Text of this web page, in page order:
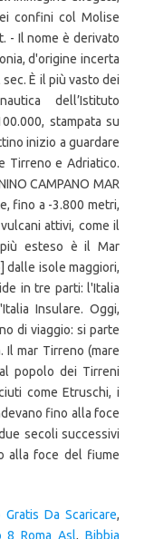
confini col Molise
- Il nome è derivato
d'origine incerta
È il più vasto dei
dell’Istituto
stampata su
inizio a guardare
Tirreno e Adriatico.
CAMPANO MAR
fino a -3.800 metri,
attivi, come il
esteso è il Mar
dalle isole maggiori,
in tre parti: l'Italia
Insulare. Oggi,
di viaggio: si parte
Il mar Tirreno (mare
popolo dei Tirreni
come Etruschi, i
fino alla foce
secoli successivi
alla foce del fiume
Gratis Da Scaricare,
8 Roma Asl,Bibbia